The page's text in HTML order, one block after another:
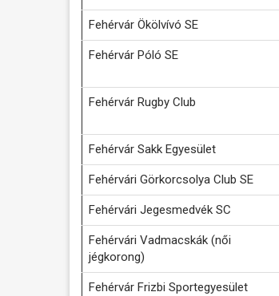
Fehérvár Ökölvívó SE
Fehérvár Póló SE
Fehérvár Rugby Club
Fehérvár Sakk Egyesület
Fehérvári Görkorcsolya Club SE
Fehérvári Jegesmedvék SC
Fehérvári Vadmacskák (női
jégkorong)
Fehérvár Frizbi Sportegyesület